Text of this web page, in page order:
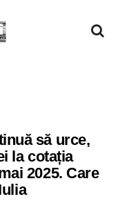
să urce,
la cotația
2025. Care